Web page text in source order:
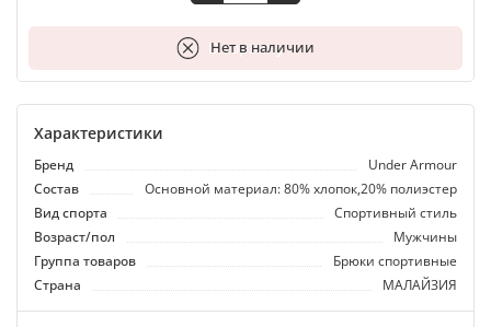
Нет в наличии
В корзину
Характеристики
Бренд
Under Armour
Состав
Основной материал: 80% хлопок,20% полиэстер
Вид спорта
Спортивный стиль
Возраст/пол
Мужчины
Группа товаров
Брюки спортивные
Страна
МАЛАЙЗИЯ